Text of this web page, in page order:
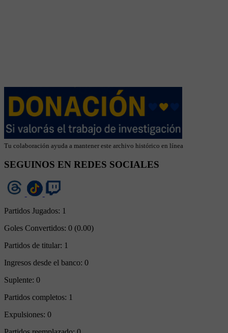
Tu colaboración ayuda a mantener este archivo histórico en línea
SEGUINOS EN REDES SOCIALES
Partidos Jugados: 1
Goles Convertidos: 0 (0.00)
Partidos de titular: 1
Ingresos desde el banco: 0
Suplente: 0
Partidos completos: 1
Expulsiones: 0